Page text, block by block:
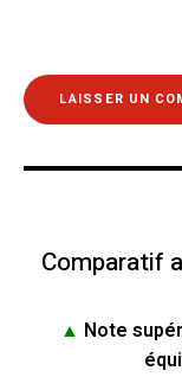
Comparatif
▲ Note